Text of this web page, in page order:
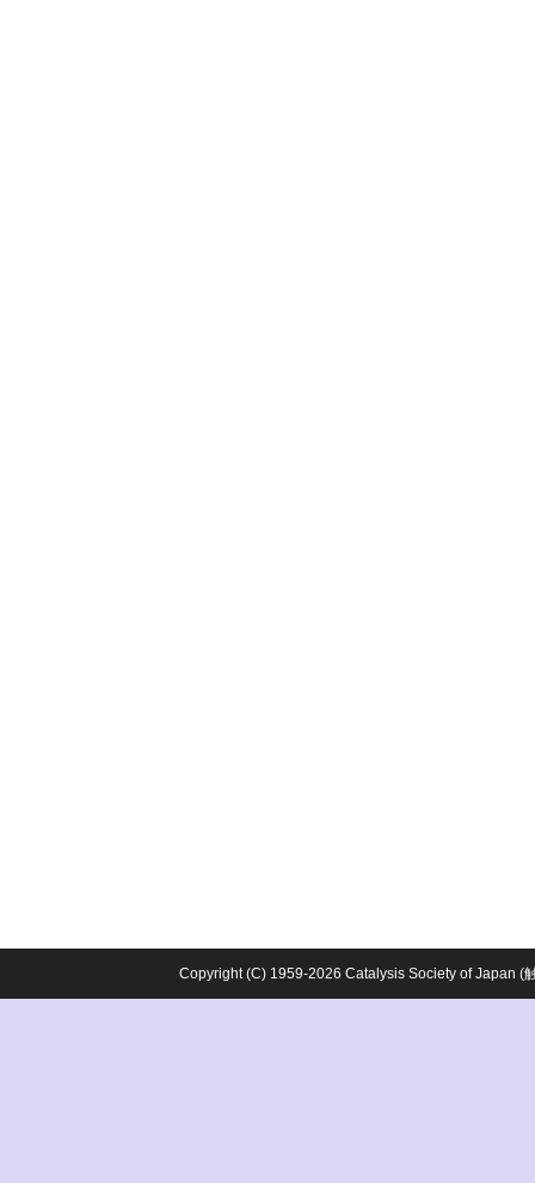
Copyright (C) 1959-2026 Catalysis Society of Japan (